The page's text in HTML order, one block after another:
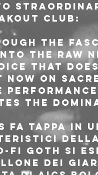
Club:
the
the raw
that
on
the
tappa in
fi goth si
dei